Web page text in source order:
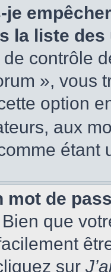
la liste
contrôle
», vous
option
aux
étant
mot de
que
sur